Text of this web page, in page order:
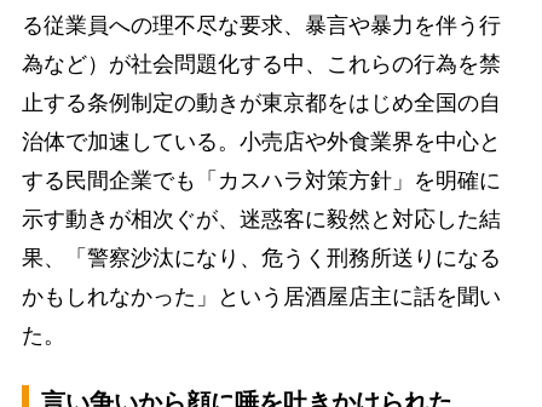
る従業員への理不尽な要求、暴言や暴力を伴う行
為など）が社会問題化する中、これらの行為を禁
止する条例制定の動きが東京都をはじめ全国の自
治体で加速している。小売店や外食業界を中心と
する民間企業でも「カスハラ対策方針」を明確に
示す動きが相次ぐが、迷惑客に毅然と対応した結
果、「警察沙汰になり、危うく刑務所送りになる
かもしれなかった」という居酒屋店主に話を聞い
た。